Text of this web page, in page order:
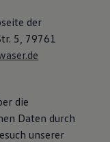
der
5, 79761
die
Daten durch
unserer